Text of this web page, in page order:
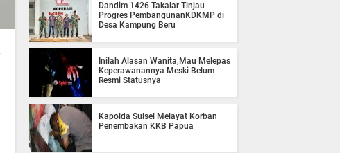
Dandim 1426 Takalar Tinjau
Progres PembangunanKDKMP di
Desa Kampung Beru
Inilah Alasan Wanita,Mau Melepas
Keperawanannya Meski Belum
Resmi Statusnya
Kapolda Sulsel Melayat Korban
Penembakan KKB Papua